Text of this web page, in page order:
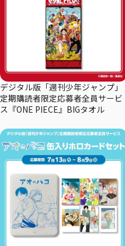
デジタル版「週刊少年ジャンプ」
定期購読者限定応募者全員サービ
ス『ONE PIECE』BIGタオル